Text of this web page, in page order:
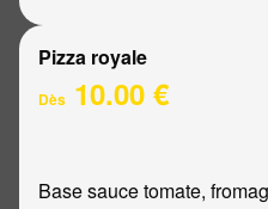
Pizza royale
Dès 10.00 €
Base sauce tomate,